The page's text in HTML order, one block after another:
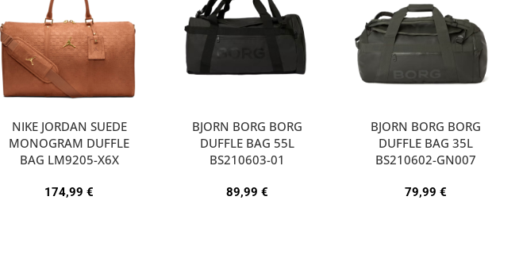
NIKE JORDAN SUEDE
MONOGRAM DUFFLE
BAG LM9205-X6X
174,99 €
BJORN BORG BORG
DUFFLE BAG 55L
BS210603-01
89,99€
BJORN BORG BORG
DUFFLE BAG 35L
BS210602-GN007
79,99€